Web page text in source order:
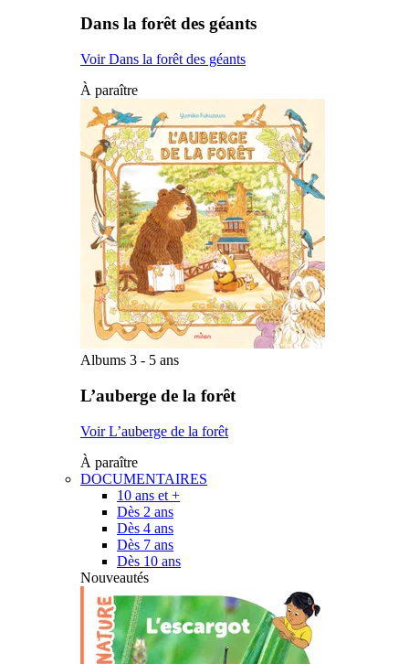
Dans la forêt des géants
Voir Dans la forêt des géants
À paraître
Albums 3 - 5 ans
L’auberge de la forêt
Voir L’auberge de la forêt
À paraître
DOCUMENTAIRES
10 ans et +
Dès 2 ans
Dès 4 ans
Dès 7 ans
Dès 10 ans
Nouveautés